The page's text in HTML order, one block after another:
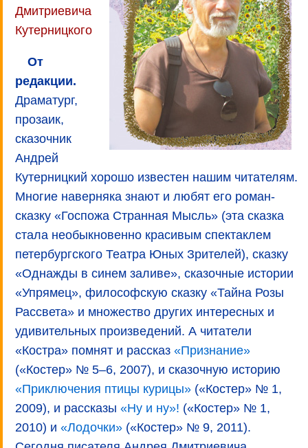
Дмитриевича
Кутерницкого
От
редакции.
Драматург,
прозаик,
сказочник
Андрей
Кутерницкий хорошо известен нашим читателям.
Многие наверняка знают и любят его роман-
сказку «Госпожа Странная Мысль» (эта сказка
стала необыкновенно красивым спектаклем
петербургского Театра Юных Зрителей), сказку
«Однажды в синем заливе», сказочные истории
«Упрямец», философскую сказку «Тайна Розы
Рассвета» и множество других интересных и
удивительных произведений. А читатели
«Костра» помнят и рассказ «Признание»
(«Костер» № 5–6, 2007), и сказочную историю
«Приключения птицы курицы» («Костер» № 1,
2009), и рассказы «Ну и ну»! («Костер» № 1,
2010) и «Лодочки» («Костер» № 9, 2011).